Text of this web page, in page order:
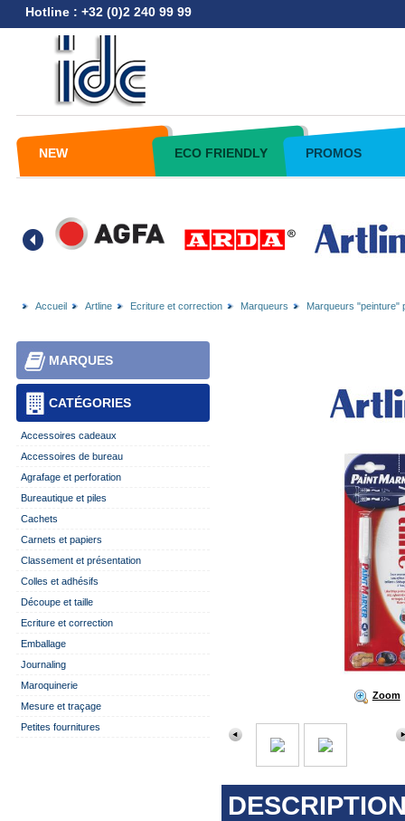
Hotline : +32 (0)2 240 99 99
NEW ECO FRIENDLY PROMOS
Accueil Artline Ecriture et correction Marqueurs Marqueurs "peinture"
CATÉGORIES
MARQUES
Accessoires cadeaux
Accessoires de bureau
Agrafage et perforation
Bureautique et piles
Cachets
Carnets et papiers
Classement et présentation
Colles et adhésifs
Découpe et taille
Ecriture et correction
Emballage
Journaling
Maroquinerie
Mesure et traçage
Petites fournitures
Zoom